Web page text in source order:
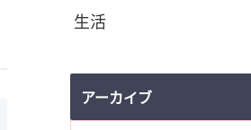
生活
アーカイブ